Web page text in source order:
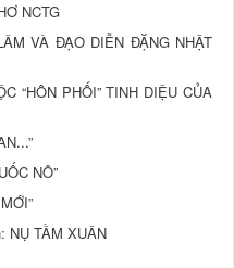
NCTG
VÀ ĐẠO DIỄN ĐẶNG NHẬT
“HÔN PHỐI” TINH DIỆU CỦA
NÔ”
NỤ TẦM XUÂN